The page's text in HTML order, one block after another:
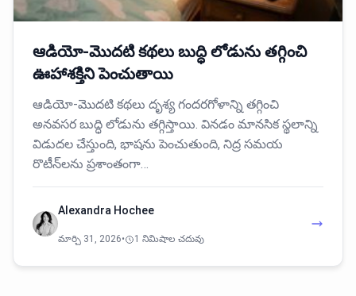
ఆడియో-మొదటి కథలు బుద్ధి లోడును తగ్గించి
ఊహాశక్తిని పెంచుతాయి
ఆడియో-మొదటి కథలు దృశ్య గందరగోళాన్ని తగ్గించి
అనవసర బుద్ధి లోడును తగ్గిస్తాయి. వినడం మానసిక స్థలాన్ని
విడుదల చేస్తుంది, భాషను పెంచుతుంది, నిద్ర సమయ
రొటీన్‌లను ప్రశాంతంగా…
Alexandra Hochee
మార్చి 31, 2026• 1 నిమిషాల చదువు